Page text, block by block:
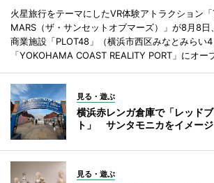
火星旅行をテーマにしたVR体験アトラクション
MARS（ザ・サンセットオブマーズ）」が8月8日
商業施設「PLOT48」（横浜市西区みなとみらい
「YOKOHAMA COAST REALITY PORT」にオー
見る・遊ぶ
横浜赤レンガ倉庫で「レッド
ト」 サンタモニカをイメー
見る・遊ぶ